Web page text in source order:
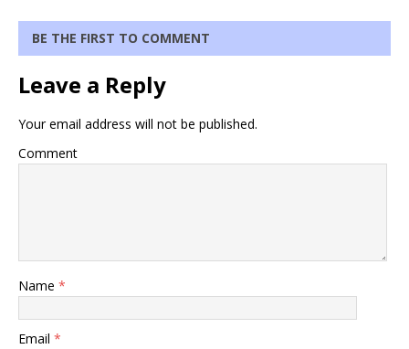
BE THE FIRST TO COMMENT
Leave a Reply
Your email address will not be published.
Comment
Name *
Email *